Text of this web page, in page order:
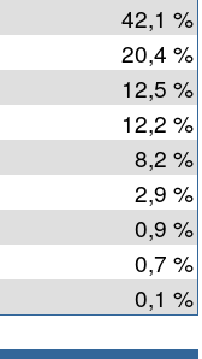
42,1 %
20,4 %
12,5 %
12,2 %
8,2 %
2,9 %
0,9 %
0,7 %
0,1 %